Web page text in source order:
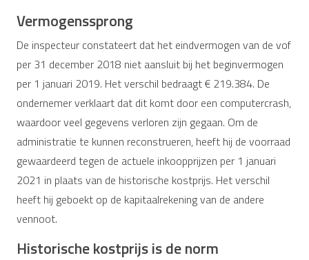
Vermogenssprong
De inspecteur constateert dat het eindvermogen van de vof
per 31 december 2018 niet aansluit bij het beginvermogen
per 1 januari 2019. Het verschil bedraagt € 219.384. De
ondernemer verklaart dat dit komt door een computercrash,
waardoor veel gegevens verloren zijn gegaan. Om de
administratie te kunnen reconstrueren, heeft hij de voorraad
gewaardeerd tegen de actuele inkoopprijzen per 1 januari
2021 in plaats van de historische kostprijs. Het verschil
heeft hij geboekt op de kapitaalrekening van de andere
vennoot.
Historische kostprijs is de norm